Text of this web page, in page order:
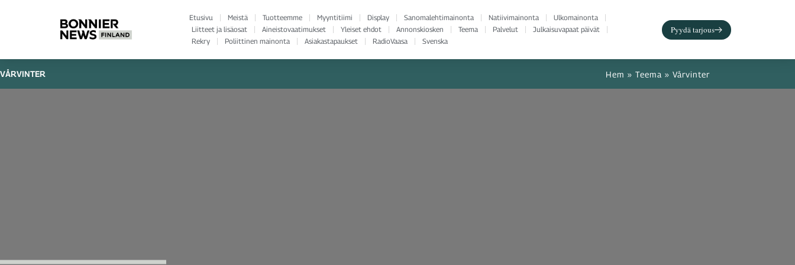
Etusivu Meistä Tuotteemme Myyntitiimi Display Sanomalehtimainonta Natiivimainonta
Ulkomainonta
Liitteet ja lisäosat
Aineistovaatimukset Yleiset ehdot Annonskiosken Teema Palvelut
Julkaisuvapaat päivät
Rekry
Poliittinen mainonta Asiakastapaukset RadioVaasa Svenska
Pyydä tarjous
VÅRVINTER Hem » Teema » Vårvinter